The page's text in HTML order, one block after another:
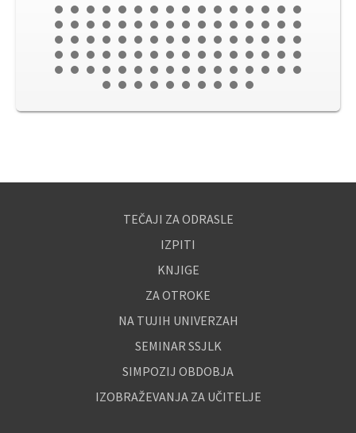
TEČAJI ZA ODRASLE
IZPITI
KNJIGE
ZA OTROKE
NA TUJIH UNIVERZAH
SEMINAR SSJLK
SIMPOZIJ OBDOBJA
IZOBRAŽEVANJA ZA UČITELJE